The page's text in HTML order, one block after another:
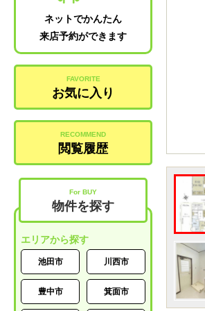
ネットでかんたん
来店予約ができます
FAVORITE
お気に入り
RECOMMEND
閲覧履歴
For BUY
物件を探す
エリアから探す
池田市 川西市
豊中市 箕面市